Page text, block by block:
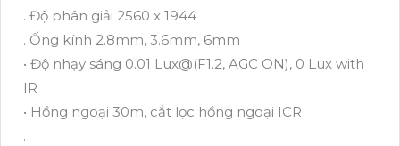
. Độ phân giải 2560 x 1944
. Ống kính 2.8mm, 3.6mm, 6mm
• Độ nhạy sáng 0.01 Lux@(F1.2, AGC ON), 0 Lux with
IR
• Hồng ngoại 30m, cắt lọc hồng ngoại ICR
.